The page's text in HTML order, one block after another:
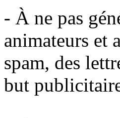
- À ne pas
animateurs et
spam, des
but